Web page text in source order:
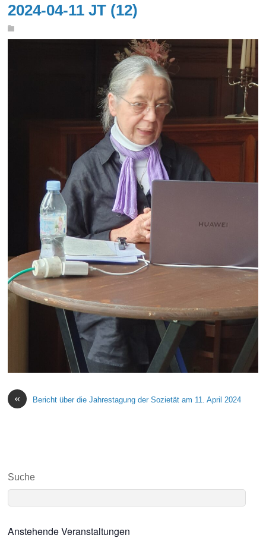
2024-04-11 JT (12)
« Bericht über die Jahrestagung der Sozietät am 11. April 2024
Suche
Anstehende Veranstaltungen